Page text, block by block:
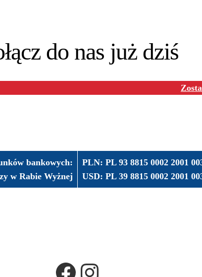
do nas już dziś
bankowych:
w Rabie Wyżnej
PLN: PL 93 8815 0002 2001
USD: PL 39 8815 0002 2001
Facebook
Instagram